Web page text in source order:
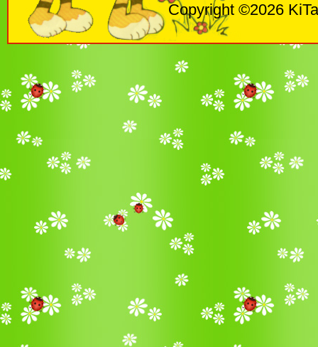
Copyright ©2026